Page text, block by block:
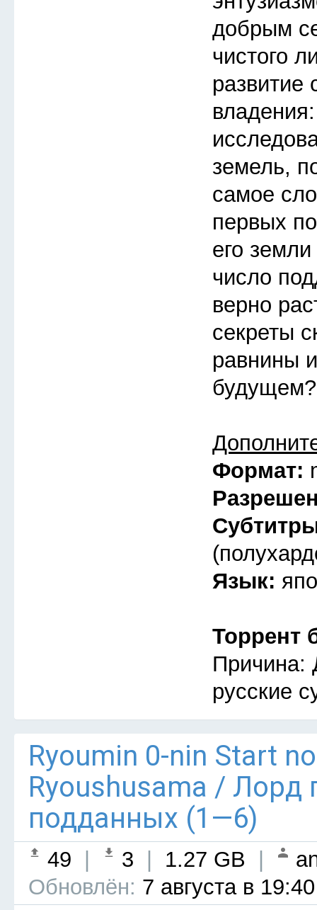
добрым
чистого
развитие
земель,
самое
первых
его
число
верно
секреты
равнины
будущем?
Формат:
Язык:
Торрент
Причина:
русские
Ryoumin 0-nin Start
Ryoushusama / Лорд
подданных (1—6)
49 3 1.27 GB
Обновлён: 7 августа в 19:40